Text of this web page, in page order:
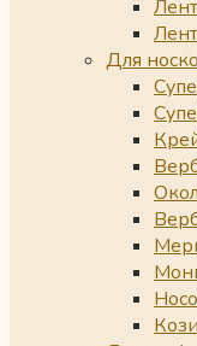
Для